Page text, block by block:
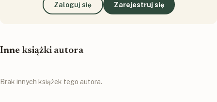
Zaloguj się Zarejestruj się
Inne książki autora
Brak innych książek tego autora.